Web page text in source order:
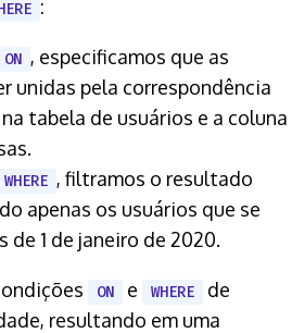
:
ON , especificamos que as
unidas pela correspondência
tabela de usuários e a coluna
WHERE , filtramos o resultado
apenas os usuários que se
de 1 de janeiro de 2020.
ON e WHERE
de
resultando em uma